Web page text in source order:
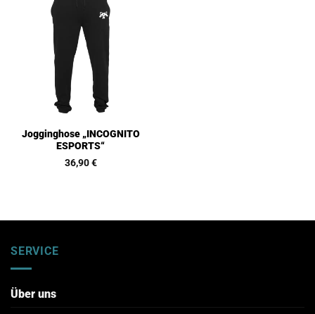
Jogginghose „INCOGNITO
ESPORTS“
36,90€
SERVICE
Über uns